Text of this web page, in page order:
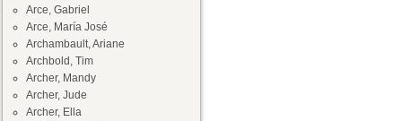
Arce, Gabriel
Arce, María José
Archambault, Ariane
Archbold, Tim
Archer, Mandy
Archer, Jude
Archer, Ella